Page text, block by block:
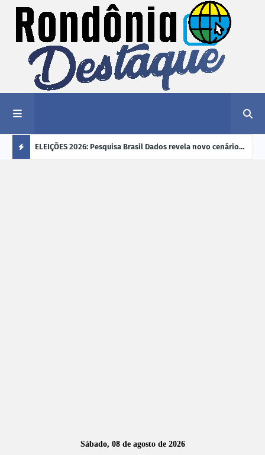
a mais ELEIÇÕES 2026: Pesquisa Brasil Dados revela novo cenário
Sábado, 08 de agosto de 2026